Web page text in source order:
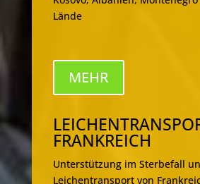
Lände
MEHR
FRANKREICH
Unterstützung im Sterbefall
Leichentransport von